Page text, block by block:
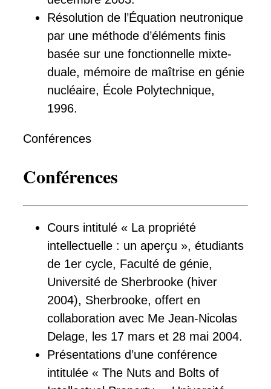
Résolution de l’Équation neutronique
par une méthode d’éléments finis
basée sur une fonctionnelle mixte-
duale, mémoire de maîtrise en génie
nucléaire, École Polytechnique,
1996.
Conférences
Conférences
Cours intitulé « La propriété
intellectuelle : un aperçu », étudiants
de 1er cycle, Faculté de génie,
Université de Sherbrooke (hiver
2004), Sherbrooke, offert en
collaboration avec Me Jean-Nicolas
Delage, les 17 mars et 28 mai 2004.
Présentations d’une conférence
intitulée « The Nuts and Bolts of